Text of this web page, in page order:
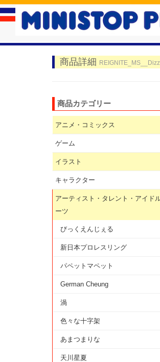
商品詳細
商品カテゴリー
アニメ・コミックス
ゲーム
イラスト
キャラクター
アーティスト・タレント・アイド
ーツ
びっくえんじぇる
新日本プロレスリング
パペットマペット
German Cheung
渦
色々な十字架
あまつまりな
天川星夏